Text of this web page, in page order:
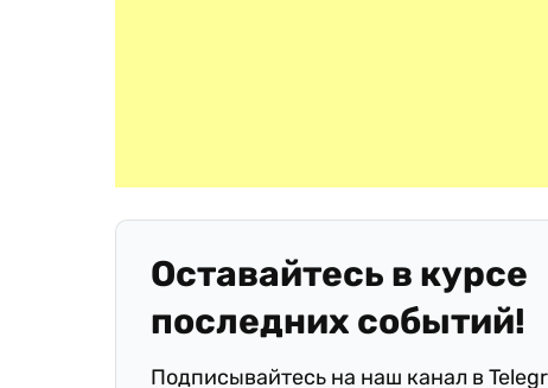
Оставайтесь в курсе
последних событий!
Подписывайтесь на наш канал в